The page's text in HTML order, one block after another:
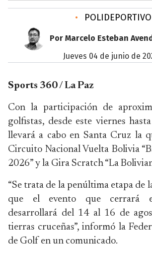
• POLIDEPORTIVO
Por Marcelo Esteban
jueves 04 de junio de
Sports 360 / La Paz
Con la participación de
golfistas, desde este viernes
llevará a cabo en Santa Cruz la
Circuito Nacional Vuelta Bolivia
2026” y la Gira Scratch “La
“Se trata de la penúltima etapa de
que el evento que cerrará
desarrollará del 14 al 16 de
tierras cruceñas”, informó la
de Golf en un comunicado.